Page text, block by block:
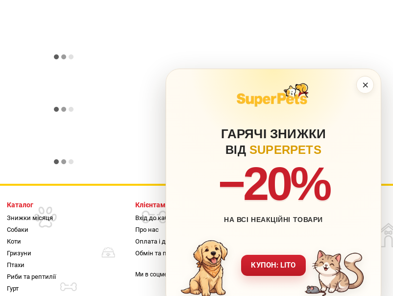
×
ГАРЯЧІ ЗНИЖКИ
ВІД SUPERPETS
−20%
НА ВСІ НЕАКЦІЙНІ ТОВАРИ
КУПОН: LITO
Каталог
Знижки місяця
Собаки
Коти
Гризуни
Птахи
Риби та рептилії
Гурт
Клієнтам
Вхід до кабінету
Про нас
Оплата і доставка
Обмін та повернення
Блог
Звернення до директора
Ми в соцмережах